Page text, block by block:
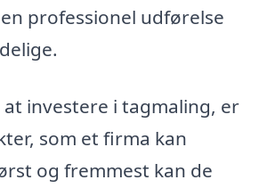
professionel udførelse
investere i tagmaling, er
som et firma kan
og fremmest kan de